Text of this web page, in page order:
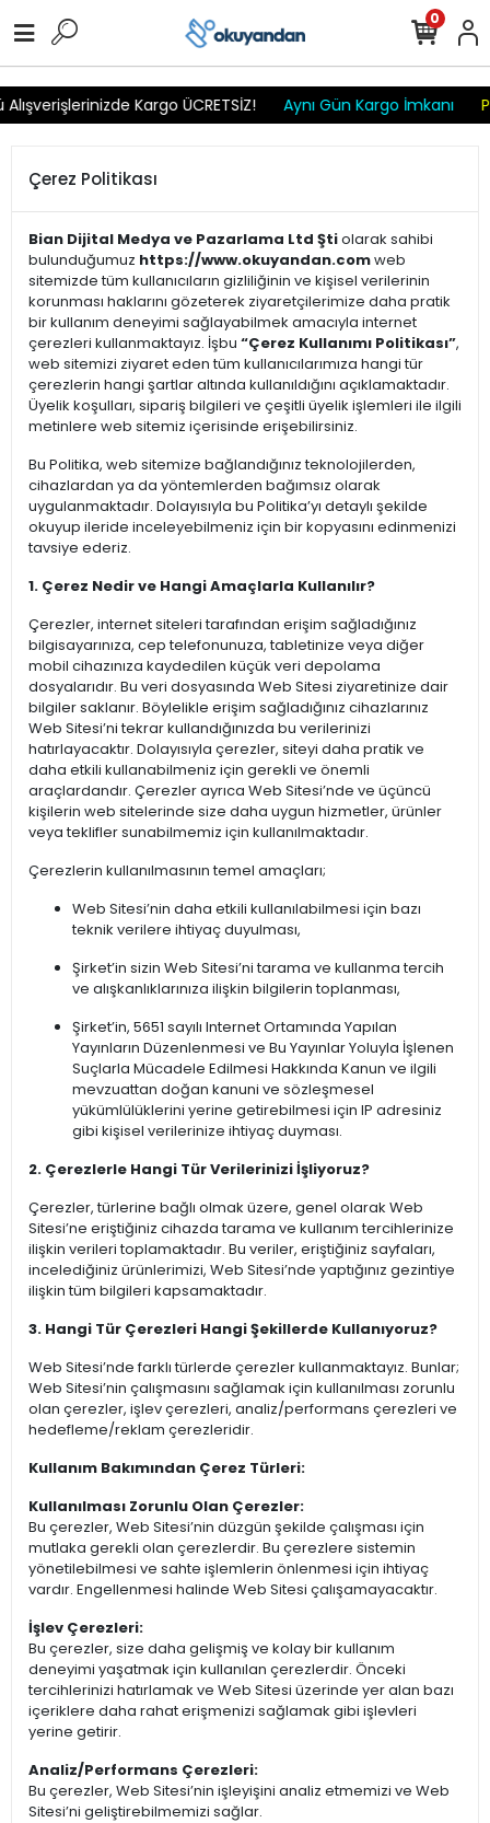
Kargo ÜCRETSİZ! Aynı Gün Kargo İmkanı
0
Çerez Politikası
Bian Dijital Medya ve Pazarlama Ltd Ştiolarak sahibi
bulunduğumuz https://www.okuyandan.comweb
sitemizde tüm kullanıcıların gizliliğinin ve kişisel verilerinin
korunması haklarını gözeterek ziyaretçilerimize daha pratik
bir kullanım deneyimi sağlayabilmek amacıyla internet
çerezleri kullanmaktayız. İşbu “Çerez Kullanımı Politikası”,
web sitemizi ziyaret eden tüm kullanıcılarımıza hangi tür
çerezlerin hangi şartlar altında kullanıldığını açıklamaktadır.
Üyelik koşulları, sipariş bilgileri ve çeşitli üyelik işlemleri ile ilgili
metinlere web sitemiz içerisinde erişebilirsiniz.
Bu Politika, web sitemize bağlandığınız teknolojilerden,
cihazlardan ya da yöntemlerden bağımsız olarak
uygulanmaktadır. Dolayısıyla bu Politika’yı detaylı şekilde
okuyup ileride inceleyebilmeniz için bir kopyasını edinmenizi
tavsiye ederiz.
1. Çerez Nedir ve Hangi Amaçlarla Kullanılır?
Çerezler, internet siteleri tarafından erişim sağladığınız
bilgisayarınıza, cep telefonunuza, tabletinize veya diğer
mobil cihazınıza kaydedilen küçük veri depolama
dosyalarıdır. Bu veri dosyasında Web Sitesi ziyaretinize dair
bilgiler saklanır. Böylelikle erişim sağladığınız cihazlarınız
Web Sitesi’ni tekrar kullandığınızda bu verilerinizi
hatırlayacaktır. Dolayısıyla çerezler, siteyi daha pratik ve
daha etkili kullanabilmeniz için gerekli ve önemli
araçlardandır. Çerezler ayrıca Web Sitesi’nde ve üçüncü
kişilerin web sitelerinde size daha uygun hizmetler, ürünler
veya teklifler sunabilmemiz için kullanılmaktadır.
Çerezlerin kullanılmasının temel amaçları;
Web Sitesi’nin daha etkili kullanılabilmesi için bazı
teknik verilere ihtiyaç duyulması,
Şirket’in sizin Web Sitesi’ni tarama ve kullanma tercih
ve alışkanlıklarınıza ilişkin bilgilerin toplanması,
Şirket’in, 5651 sayılı Internet Ortamında Yapılan
Yayınların Düzenlenmesi ve Bu Yayınlar Yoluyla İşlenen
Suçlarla Mücadele Edilmesi Hakkında Kanun ve ilgili
mevzuattan doğan kanuni ve sözleşmesel
yükümlülüklerini yerine getirebilmesi için IP adresiniz
gibi kişisel verilerinize ihtiyaç duyması.
2. Çerezlerle Hangi Tür Verilerinizi İşliyoruz?
Çerezler, türlerine bağlı olmak üzere, genel olarak Web
Sitesi’ne eriştiğiniz cihazda tarama ve kullanım tercihlerinize
ilişkin verileri toplamaktadır. Bu veriler, eriştiğiniz sayfaları,
incelediğiniz ürünlerimizi, Web Sitesi’nde yaptığınız gezintiye
ilişkin tüm bilgileri kapsamaktadır.
3. Hangi Tür Çerezleri Hangi Şekillerde Kullanıyoruz?
Web Sitesi’nde farklı türlerde çerezler kullanmaktayız. Bunlar;
Web Sitesi’nin çalışmasını sağlamak için kullanılması zorunlu
olan çerezler, işlev çerezleri, analiz/performans çerezleri ve
hedefleme/reklam çerezleridir.
Kullanım Bakımından Çerez Türleri:
Kullanılması Zorunlu Olan Çerezler:
Bu çerezler, Web Sitesi’nin düzgün şekilde çalışması için
mutlaka gerekli olan çerezlerdir. Bu çerezlere sistemin
yönetilebilmesi ve sahte işlemlerin önlenmesi için ihtiyaç
vardır. Engellenmesi halinde Web Sitesi çalışamayacaktır.
İşlev Çerezleri:
Bu çerezler, size daha gelişmiş ve kolay bir kullanım
deneyimi yaşatmak için kullanılan çerezlerdir. Önceki
tercihlerinizi hatırlamak ve Web Sitesi üzerinde yer alan bazı
içeriklere daha rahat erişmenizi sağlamak gibi işlevleri
yerine getirir.
Analiz/Performans Çerezleri:
Bu çerezler, Web Sitesi’nin işleyişini analiz etmemizi ve Web
Sitesi’ni geliştirebilmemizi sağlar.